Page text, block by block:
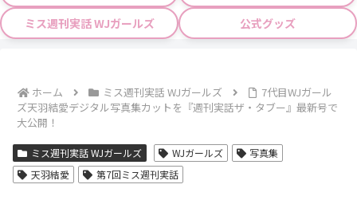
ミス週刊実話 WJガールズ
公式グッズ
ホーム ミス週刊実話 WJガールズ
7代目WJガール
ズ天羽結愛デジタル写真集カットを『週刊実話ザ・タブー』最新号で
大公開！
ミス週刊実話 WJガールズ WJガールズ
写真集
天羽結愛
第7回ミス週刊実話